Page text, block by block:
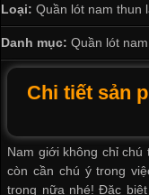
Loại: Quần lót nam thun
Danh mục: Quần lót nam
Chi tiết sản
Nam giới không chỉ
còn cần chú ý trong
trong nữa nhé! Đặc